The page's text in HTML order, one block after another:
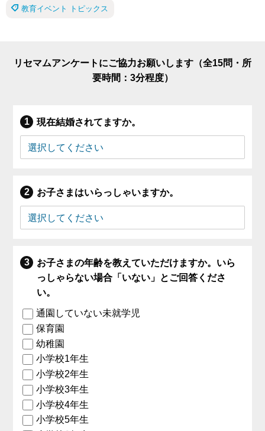
教育イベント トピックス
リセマムアンケートにご協力お願いします（全15問・所
要時間：3分程度）
現在結婚されてますか。
お子さまはいらっしゃいますか。
お子さまの年齢を教えていただけますか。いら
っしゃらない場合「いない」とご回答くださ
い。
通園していない未就学児
保育園
幼稚園
小学校1年生
小学校2年生
小学校3年生
小学校4年生
小学校5年生